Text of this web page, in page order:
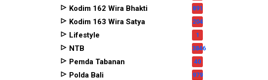
Kodim 162 Wira Bhakti 891
Kodim 163 Wira Satya 204
Lifestyle 1
NTB 3846
Pemda Tabanan 40
Polda Bali 979